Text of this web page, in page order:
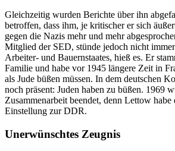
Gleichzeitig wurden Berichte über ihn
betroffen, dass ihm, je kritischer er sich
gegen die Nazis mehr und mehr
Mitglied der SED, stünde jedoch nicht
Arbeiter- und Bauernstaates, hieß es. Er
Familie und habe vor 1945 längere Zeit in
als Jude büßen müssen. In dem deutschen
noch präsent: Juden haben zu büßen. 1969
Zusammenarbeit beendet, denn Lettow habe
Einstellung zur DDR.
Unerwünschtes Zeugnis